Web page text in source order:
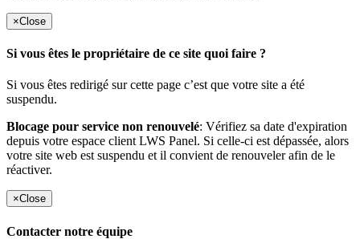
×Close
Si vous êtes le propriétaire de ce site quoi faire ?
Si vous êtes redirigé sur cette page c’est que votre site a été
suspendu.
Blocage pour service non renouvelé: Vérifiez sa date d'expiration
depuis votre espace client LWS Panel. Si celle-ci est dépassée, alors
votre site web est suspendu et il convient de renouveler afin de le
réactiver.
×Close
Contacter notre équipe